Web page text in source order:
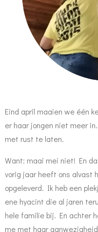
Eind april maaien we één
er haar jongen niet meer
met rust te laten.
Want: maai mei niet! En
vorig jaar heeft ons alvast
opgeleverd. Ik heb een
ene hyacint die al jaren
hele familie bij. En achter
me met haar